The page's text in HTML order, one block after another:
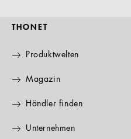
THONET
Produktwelten
Magazin
Händler finden
Unternehmen